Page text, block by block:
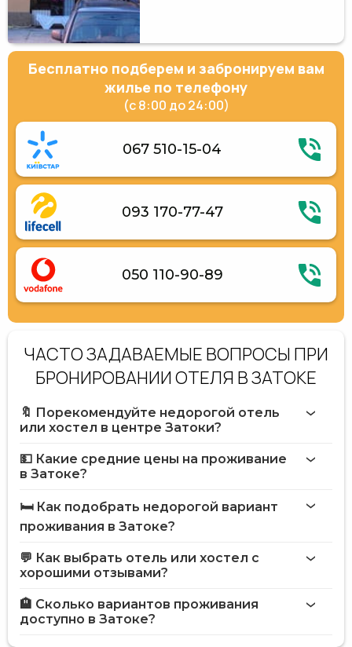
Бесплатно подберем и забронируем вам
жилье по телефону
(с 8:00 до 24:00)
067 510-15-04
093 170-77-47
050 110-90-89
ЧАСТО ЗАДАВАЕМЫЕ ВОПРОСЫ ПРИ
БРОНИРОВАНИИ ОТЕЛЯ В ЗАТОКЕ
🔖 Порекомендуйте недорогой отель
или хостел в центре Затоки?
💵 Какие средние цены на проживание
в Затоке?
🛏️ Как подобрать недорогой вариант
проживания в Затоке?
💬 Как выбрать отель или хостел с
хорошими отзывами?
🏨 Сколько вариантов проживания
доступно в Затоке?